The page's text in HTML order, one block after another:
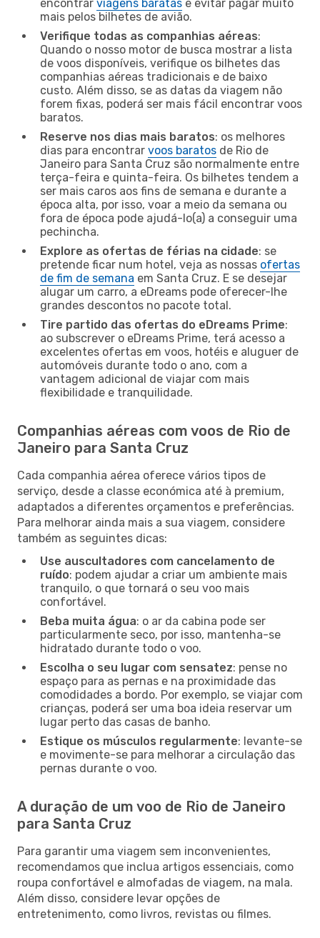
encontrar viagens baratas e evitar pagar muito
mais pelos bilhetes de avião.
Verifique todas as companhias aéreas:
Quando o nosso motor de busca mostrar a lista
de voos disponíveis, verifique os bilhetes das
companhias aéreas tradicionais e de baixo
custo. Além disso, se as datas da viagem não
forem fixas, poderá ser mais fácil encontrar voos
baratos.
Reserve nos dias mais baratos: os melhores
dias para encontrar voos baratos de Rio de
Janeiro para Santa Cruz são normalmente entre
terça-feira e quinta-feira. Os bilhetes tendem a
ser mais caros aos fins de semana e durante a
época alta, por isso, voar a meio da semana ou
fora de época pode ajudá-lo(a) a conseguir uma
pechincha.
Explore as ofertas de férias na cidade: se
pretende ficar num hotel, veja as nossas ofertas
de fim de semana em Santa Cruz. E se desejar
alugar um carro, a eDreams pode oferecer-lhe
grandes descontos no pacote total.
Tire partido das ofertas do eDreams Prime:
ao subscrever o eDreams Prime, terá acesso a
excelentes ofertas em voos, hotéis e aluguer de
automóveis durante todo o ano, com a
vantagem adicional de viajar com mais
flexibilidade e tranquilidade.
Companhias aéreas com voos de Rio de
Janeiro para Santa Cruz
Cada companhia aérea oferece vários tipos de
serviço, desde a classe económica até à premium,
adaptados a diferentes orçamentos e preferências.
Para melhorar ainda mais a sua viagem, considere
também as seguintes dicas:
Use auscultadores com cancelamento de
ruído: podem ajudar a criar um ambiente mais
tranquilo, o que tornará o seu voo mais
confortável.
Beba muita água: o ar da cabina pode ser
particularmente seco, por isso, mantenha-se
hidratado durante todo o voo.
Escolha o seu lugar com sensatez: pense no
espaço para as pernas e na proximidade das
comodidades a bordo. Por exemplo, se viajar com
crianças, poderá ser uma boa ideia reservar um
lugar perto das casas de banho.
Estique os músculos regularmente: levante-se
e movimente-se para melhorar a circulação das
pernas durante o voo.
A duração de um voo de Rio de Janeiro
para Santa Cruz
Para garantir uma viagem sem inconvenientes,
recomendamos que inclua artigos essenciais, como
roupa confortável e almofadas de viagem, na mala.
Além disso, considere levar opções de
entretenimento, como livros, revistas ou filmes.